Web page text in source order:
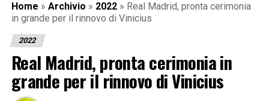
Home » Archivio » 2022 » Real Madrid, pronta cerimonia
in grande per il rinnovo di Vinicius
2022
Real Madrid, pronta cerimonia in
grande per il rinnovo di Vinicius